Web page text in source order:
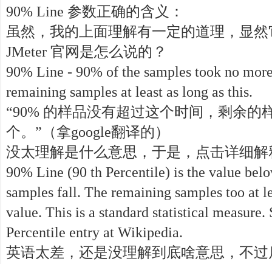
90% Line 参数正确的含义：
虽然，我的上面理解有一定的道理，显
JMeter 官网是怎么说的？
90% Line - 90% of the samples took no
remaining samples at least as long as this.
“90% 的样品没有超过这个时间，剩余的
个。”（拿google翻译的）
没太理解是什么意思，于是，点击详细解
90% Line (90 th Percentile) is the value
samples fall. The remaining samples too at
value. This is a standard statistical
Percentile entry at Wikipedia.
英语太差，还是没理解到底啥意思，不